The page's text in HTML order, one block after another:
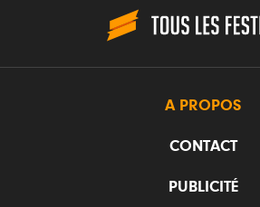
A PROPOS
CONTACT
PUBLICITÉ